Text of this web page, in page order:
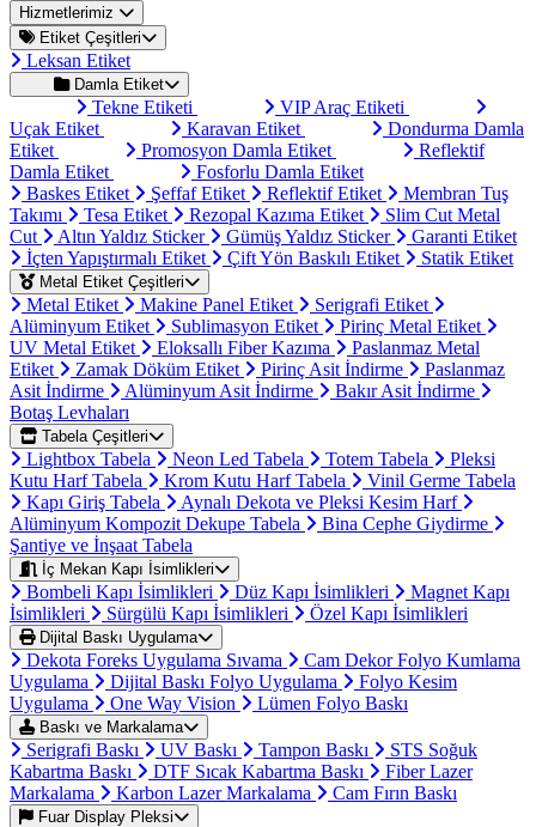
Hizmetlerimiz
Etiket Çeşitleri
Leksan Etiket
Damla Etiket
Tekne Etiketi
VIP Araç Etiketi
Uçak Etiket
Karavan Etiket
Dondurma Damla
Etiket
Promosyon Damla Etiket
Reflektif
Damla Etiket
Fosforlu Damla Etiket
Baskes Etiket
Şeffaf Etiket Reflektif Etiket
Membran Tuş
Takımı
Tesa Etiket Rezopal Kazıma Etiket
Slim Cut Metal
Cut
Altın Yaldız Sticker Gümüş Yaldız Sticker
Garanti Etiket
İçten Yapıştırmalı Etiket
Çift Yön Baskılı Etiket Statik Etiket
Metal Etiket Çeşitleri
Metal Etiket Makine Panel Etiket
Serigrafi Etiket
Alüminyum Etiket
Sublimasyon Etiket
Pirinç Metal Etiket
UV Metal Etiket
Eloksallı Fiber Kazıma
Paslanmaz Metal
Etiket
Zamak Döküm Etiket Pirinç Asit İndirme
Paslanmaz
Asit İndirme
Alüminyum Asit İndirme
Bakır Asit İndirme
Botaş Levhaları
Tabela Çeşitleri
Lightbox Tabela Neon Led Tabela Totem Tabela
Pleksi
Kutu Harf Tabela
Krom Kutu Harf Tabela
Vinil Germe Tabela
Kapı Giriş Tabela
Aynalı Dekota ve Pleksi Kesim Harf
Alüminyum Kompozit Dekupe Tabela
Bina Cephe Giydirme
Şantiye ve İnşaat Tabela
İç Mekan Kapı İsimlikleri
Bombeli Kapı İsimlikleri Düz Kapı İsimlikleri
Magnet Kapı
İsimlikleri
Sürgülü Kapı İsimlikleri Özel Kapı İsimlikleri
Dijital Baskı Uygulama
Dekota Foreks Uygulama Sıvama
Cam Dekor Folyo Kumlama
Uygulama
Dijital Baskı Folyo Uygulama
Folyo Kesim
Uygulama
One Way Vision Lümen Folyo Baskı
Baskı ve Markalama
Serigrafi Baskı UV Baskı Tampon Baskı
STS Soğuk
Kabartma Baskı
DTF Sıcak Kabartma Baskı
Fiber Lazer
Markalama
Karbon Lazer Markalama Cam Fırın Baskı
Fuar Display Pleksi